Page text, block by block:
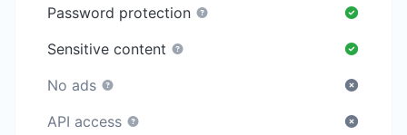
Password protection
Sensitive content
No ads
API access